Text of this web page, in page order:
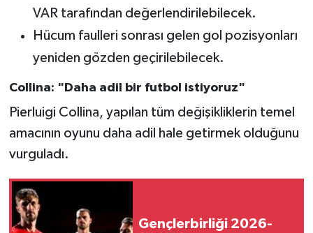
VAR tarafından değerlendirilebilecek.
Hücum faulleri sonrası gelen gol pozisyonları
yeniden gözden geçirilebilecek.
Collina: "Daha adil bir futbol istiyoruz"
Pierluigi Collina, yapılan tüm değişikliklerin temel
amacının oyunu daha adil hale getirmek olduğunu
vurguladı.
Gençlerbirliği 2026-